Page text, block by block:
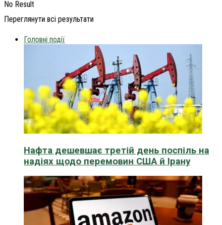
No Result
Переглянути всі результати
Головні події
Нафта дешевшає третій день поспіль на
надіях щодо перемовин США й Ірану